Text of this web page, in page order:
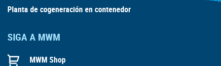
Planta de cogeneración en contenedor
SIGA A MWM
MWM Shop